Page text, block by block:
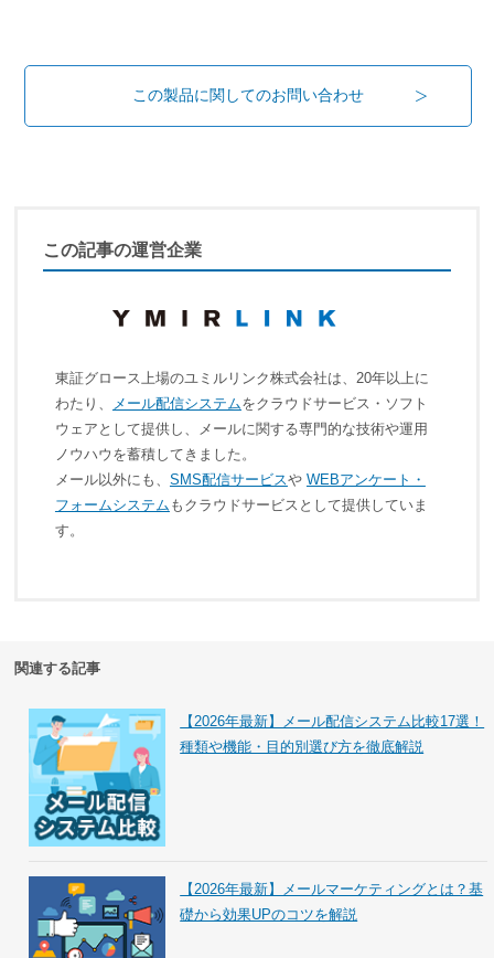
この製品に関してのお問い合わせ
この記事の運営企業
東証グロース上場のユミルリンク株式会社は、20年以上に
わたり、
メール配信システムをクラウドサービス・ソフト
ウェアとして提供し、メールに関する専門的な技術や運用
ノウハウを蓄積してきました。
メール以外にも、 SMS配信サービスや WEBアンケート・
フォームシステム もクラウドサービスとして提供していま
す。
関連する記事
【2026年最新】メール配信システム比較17選！
種類や機能・目的別選び方を徹底解説
【2026年最新】メールマーケティングとは？基
礎から効果UPのコツを解説